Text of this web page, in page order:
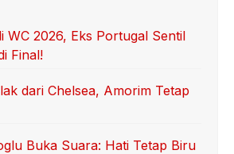
WC 2026, Eks Portugal Sentil
Final!
dari Chelsea, Amorim Tetap
Buka Suara: Hati Tetap Biru